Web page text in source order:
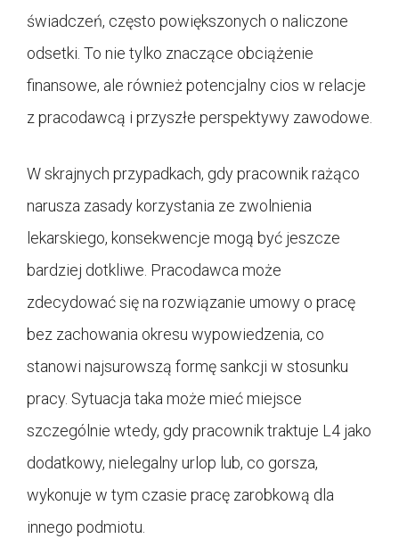
świadczeń, często powiększonych o naliczone
odsetki. To nie tylko znaczące obciążenie
finansowe, ale również potencjalny cios w relacje
z pracodawcą i przyszłe perspektywy zawodowe.
W skrajnych przypadkach, gdy pracownik rażąco
narusza zasady korzystania ze zwolnienia
lekarskiego, konsekwencje mogą być jeszcze
bardziej dotkliwe. Pracodawca może
zdecydować się na rozwiązanie umowy o pracę
bez zachowania okresu wypowiedzenia, co
stanowi najsurowszą formę sankcji w stosunku
pracy. Sytuacja taka może mieć miejsce
szczególnie wtedy, gdy pracownik traktuje L4 jako
dodatkowy, nielegalny urlop lub, co gorsza,
wykonuje w tym czasie pracę zarobkową dla
innego podmiotu.